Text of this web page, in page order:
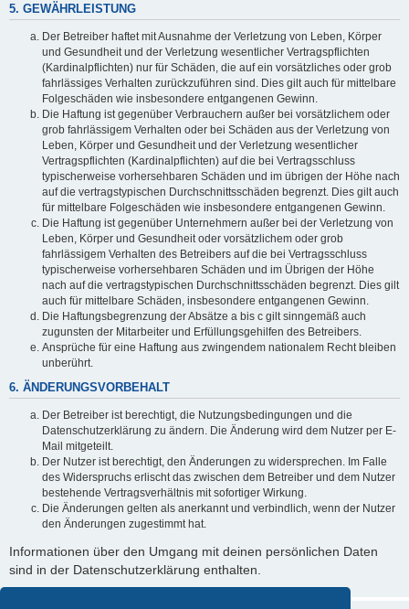
5. GEWÄHRLEISTUNG
Der Betreiber haftet mit Ausnahme der Verletzung von Leben, Körper
und Gesundheit und der Verletzung wesentlicher Vertragspflichten
(Kardinalpflichten) nur für Schäden, die auf ein vorsätzliches oder grob
fahrlässiges Verhalten zurückzuführen sind. Dies gilt auch für mittelbare
Folgeschäden wie insbesondere entgangenen Gewinn.
Die Haftung ist gegenüber Verbrauchern außer bei vorsätzlichem oder
grob fahrlässigem Verhalten oder bei Schäden aus der Verletzung von
Leben, Körper und Gesundheit und der Verletzung wesentlicher
Vertragspflichten (Kardinalpflichten) auf die bei Vertragsschluss
typischerweise vorhersehbaren Schäden und im übrigen der Höhe nach
auf die vertragstypischen Durchschnittsschäden begrenzt. Dies gilt auch
für mittelbare Folgeschäden wie insbesondere entgangenen Gewinn.
Die Haftung ist gegenüber Unternehmern außer bei der Verletzung von
Leben, Körper und Gesundheit oder vorsätzlichem oder grob
fahrlässigem Verhalten des Betreibers auf die bei Vertragsschluss
typischerweise vorhersehbaren Schäden und im Übrigen der Höhe
nach auf die vertragstypischen Durchschnittsschäden begrenzt. Dies gilt
auch für mittelbare Schäden, insbesondere entgangenen Gewinn.
Die Haftungsbegrenzung der Absätze a bis c gilt sinngemäß auch
zugunsten der Mitarbeiter und Erfüllungsgehilfen des Betreibers.
Ansprüche für eine Haftung aus zwingendem nationalem Recht bleiben
unberührt.
6. ÄNDERUNGSVORBEHALT
Der Betreiber ist berechtigt, die Nutzungsbedingungen und die
Datenschutzerklärung zu ändern. Die Änderung wird dem Nutzer per E-
Mail mitgeteilt.
Der Nutzer ist berechtigt, den Änderungen zu widersprechen. Im Falle
des Widerspruchs erlischt das zwischen dem Betreiber und dem Nutzer
bestehende Vertragsverhältnis mit sofortiger Wirkung.
Die Änderungen gelten als anerkannt und verbindlich, wenn der Nutzer
den Änderungen zugestimmt hat.
Informationen über den Umgang mit deinen persönlichen Daten
sind in der Datenschutzerklärung enthalten.